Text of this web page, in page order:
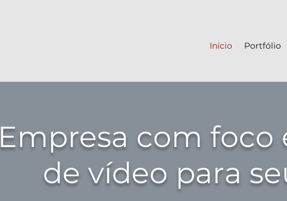
Início Portfólio
Empresa com
de vídeo para